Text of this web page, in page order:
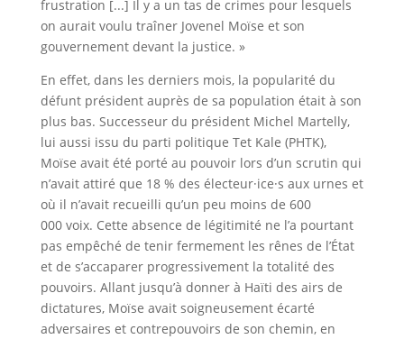
frustration [...] Il y a un tas de crimes pour lesquels
on aurait voulu traîner Jovenel Moïse et son
gouvernement devant la justice. »
En effet, dans les derniers mois, la popularité du
défunt président auprès de sa population était à son
plus bas. Successeur du président Michel Martelly,
lui aussi issu du parti politique Tet Kale (PHTK),
Moïse avait été porté au pouvoir lors d’un scrutin qui
n’avait attiré que 18 % des électeur·ice·s aux urnes et
où il n’avait recueilli qu’un peu moins de 600
000 voix. Cette absence de légitimité ne l’a pourtant
pas empêché de tenir fermement les rênes de l’État
et de s’accaparer progressivement la totalité des
pouvoirs. Allant jusqu’à donner à Haïti des airs de
dictatures, Moïse avait soigneusement écarté
adversaires et contrepouvoirs de son chemin, en